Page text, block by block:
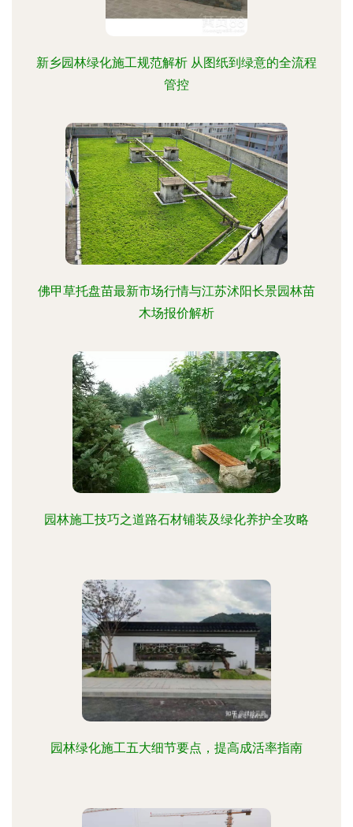
新乡园林绿化施工规范解析 从图纸到绿意的全流程
管控
佛甲草托盘苗最新市场行情与江苏沭阳长景园林苗
木场报价解析
园林施工技巧之道路石材铺装及绿化养护全攻略
园林绿化施工五大细节要点，提高成活率指南